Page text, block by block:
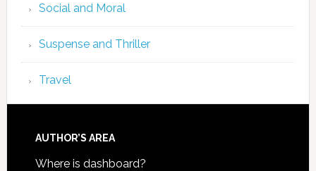
Social and Moral
Suspense and Thriller
Travel
AUTHOR’S AREA
Where is dashboard?